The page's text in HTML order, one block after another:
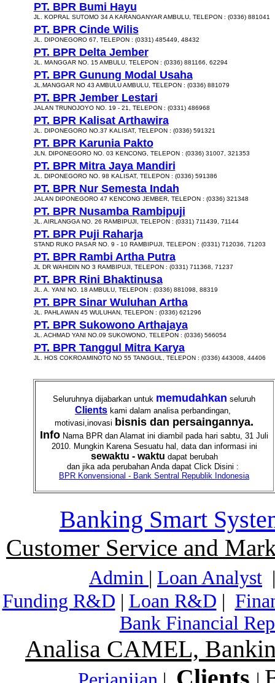
PT. BPR Bumi Hayu
JL. KOPRAL SUTOMO 34 A KARANGANYAR AMBULU, TELEPON : (0336) 881041
PT. BPR Cinde Wilis
JL. DIPONEGORO 67, TELEPON : (0331) 485449, 48432
PT. BPR Delta Jember
JL. MANGGAR NO. 15 AMBULU, TELEPON : (0336) 881166, 62294
PT. BPR Gunung Modal Usaha
JL.MANGGAR NO 43 AMBULU AMBULU, TELEPON : (0336) 881079
PT. BPR Jember Lestari
JALAN TRUNOJOYO NO. 19 - 21, TELEPON : (0331) 486968
PT. BPR Kalisat Arthawira
JL. DIPONEGORO NO.37 KALISAT, TELEPON : (0336) 591321
PT. BPR Karunia Pakto
JLN. DIPONEGORO NO. 03 KENCONG, TELEPON : (0336) 31007, 321353
PT. BPR Mitra Jaya Mandiri
JL. DIPONEGORO NO. 98 KALISAT, TELEPON : (0336) 591386
PT. BPR Nur Semesta Indah
JALAN DIPONEGORO 47 KENCONG JEMBER, TELEPON : (0336) 321348
PT. BPR Nusamba Rambipuji
JL. AIRLANGGA NO. 26 RAMBIPUJI, TELEPON : (0331) 711439, 71144
PT. BPR Puji Raharja
STAND RUKO PASAR NO. 9 - 10 RAMBIPUJI, TELEPON : (0331) 712036, 71203
PT. BPR Rambi Artha Putra
JL DR WAHIDIN NO 3 RAMBIPUJI, TELEPON : (0331) 711368, 71237
PT. BPR Rini Bhaktinusa
JL. A. YANI NO. 18 AMBULU, TELEPON : (0336) 881098, 88319
PT. BPR Sinar Wuluhan Artha
JL. PAHLAWAN 45 WULUHAN, TELEPON : (0336) 621296
PT. BPR Sukowono Arthajaya
JL. ACHMAD YANI NO.09 SUKOWONO, TELEPON : (0336) 566054
PT. BPR Tanggul Mitra Karya
JL. HOS COKROAMINOTO NO 55 TANGGUL, TELEPON : (0336) 443008, 44406
Seluruhnya dijabarkan untuk memudahkan seluruh
Clients kami dalam analisa perbandingan,
motivasi,inovasi bisnis dan persaingannya.
Info Nama BPR dan Alamat ini diambil pada hari sabtu, 31 Juli
2010. Mungkin Karena Sesuatu hal, data dan informasi ini
sewaktu - waktu dapat berubah
dan jika ada perubahan Anda dapat Click Disini :
BPR Konvensional - Bank Sentral Republik Indonesia
Banking Smart
Customer Service and
Admin | Loan Analyst
Funding R&D | Loan R&D |
Bank Financial
Analisa CAMEL,